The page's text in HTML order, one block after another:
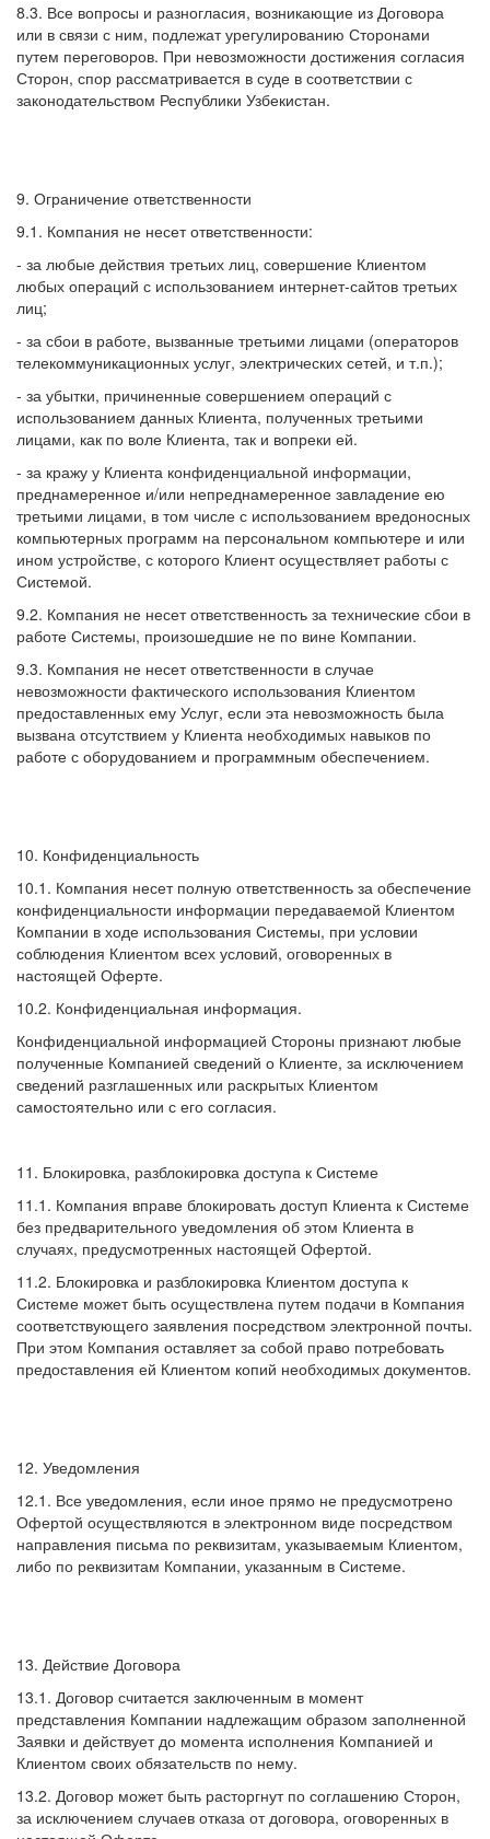
8.3. Все вопросы и разногласия, возникающие из Договора
или в связи с ним, подлежат урегулированию Сторонами
путем переговоров. При невозможности достижения согласия
Сторон, спор рассматривается в суде в соответствии с
законодательством Республики Узбекистан.
9. Ограничение ответственности
9.1. Компания не несет ответственности:
- за любые действия третьих лиц, совершение Клиентом
любых операций с использованием интернет-сайтов третьих
лиц;
- за сбои в работе, вызванные третьими лицами (операторов
телекоммуникационных услуг, электрических сетей, и т.п.);
- за убытки, причиненные совершением операций с
использованием данных Клиента, полученных третьими
лицами, как по воле Клиента, так и вопреки ей.
- за кражу у Клиента конфиденциальной информации,
преднамеренное и/или непреднамеренное завладение ею
третьими лицами, в том числе с использованием вредоносных
компьютерных программ на персональном компьютере и или
ином устройстве, с которого Клиент осуществляет работы с
Системой.
9.2. Компания не несет ответственность за технические сбои в
работе Системы, произошедшие не по вине Компании.
9.3. Компания не несет ответственности в случае
невозможности фактического использования Клиентом
предоставленных ему Услуг, если эта невозможность была
вызвана отсутствием у Клиента необходимых навыков по
работе с оборудованием и программным обеспечением.
10. Конфиденциальность
10.1. Компания несет полную ответственность за обеспечение
конфиденциальности информации передаваемой Клиентом
Компании в ходе использования Системы, при условии
соблюдения Клиентом всех условий, оговоренных в
настоящей Оферте.
10.2. Конфиденциальная информация.
Конфиденциальной информацией Стороны признают любые
полученные Компанией сведений о Клиенте, за исключением
сведений разглашенных или раскрытых Клиентом
самостоятельно или с его согласия.
11. Блокировка, разблокировка доступа к Системе
11.1. Компания вправе блокировать доступ Клиента к Системе
без предварительного уведомления об этом Клиента в
случаях, предусмотренных настоящей Офертой.
11.2. Блокировка и разблокировка Клиентом доступа к
Системе может быть осуществлена путем подачи в Компания
соответствующего заявления посредством электронной почты.
При этом Компания оставляет за собой право потребовать
предоставления ей Клиентом копий необходимых документов.
12. Уведомления
12.1. Все уведомления, если иное прямо не предусмотрено
Офертой осуществляются в электронном виде посредством
направления письма по реквизитам, указываемым Клиентом,
либо по реквизитам Компании, указанным в Системе.
13. Действие Договора
13.1. Договор считается заключенным в момент
представления Компании надлежащим образом заполненной
Заявки и действует до момента исполнения Компанией и
Клиентом своих обязательств по нему.
13.2. Договор может быть расторгнут по соглашению Сторон,
за исключением случаев отказа от договора, оговоренных в